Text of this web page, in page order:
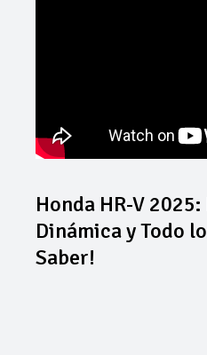
Honda HR-V
Dinámica y Todo
Saber!